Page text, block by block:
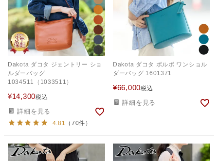
Dakota ダコタ ジェントリー ショ
ルダーバッグ
1034511（1033511）
¥14,300税込
詳細を見る
4.81
（70件）
Dakota ダコタ ボルボ ワンショル
ダーバッグ 1601371
¥66,000税込
詳細を見る